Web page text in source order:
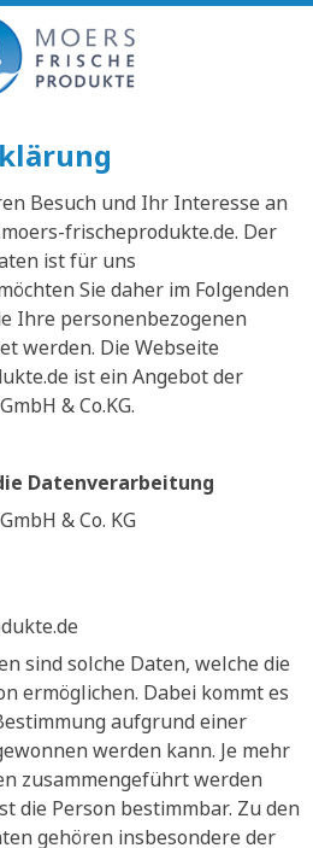
Besuch und Ihr Interesse an
frischeprodukte.de. Der
ist für uns
Sie daher im Folgenden
Ihre personenbezogenen
werden. Die Webseite
ist ein Angebot der
& Co.KG.
Datenverarbeitung
& Co. KG
sind solche Daten, welche die
ermöglichen. Dabei kommt es
aufgrund einer
werden kann. Je mehr
zusammengeführt werden
die Person bestimmbar. Zu den
gehören insbesondere der